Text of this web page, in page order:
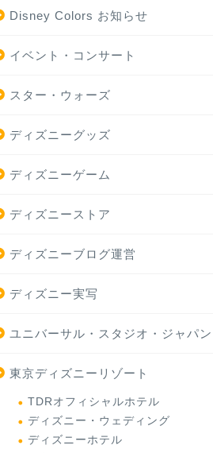
Disney Colors お知らせ
イベント・コンサート
スター・ウォーズ
ディズニーグッズ
ディズニーゲーム
ディズニーストア
ディズニーブログ運営
ディズニー実写
ユニバーサル・スタジオ・ジャパン
東京ディズニーリゾート
TDRオフィシャルホテル
ディズニー・ウェディング
ディズニーホテル